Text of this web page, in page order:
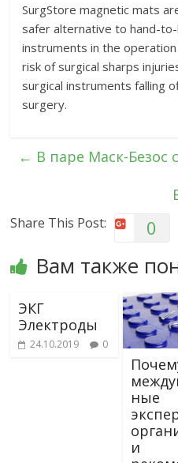
SurgStore magnetic mats
safer alternative to hand-
instruments in the
risk of surgical sharps
surgical instruments falling
surgery.
← В паре Маск-Безос
Share This Post: 0
Вам также
ЭКГ
Электроды
24.10.2019 0
ные
и